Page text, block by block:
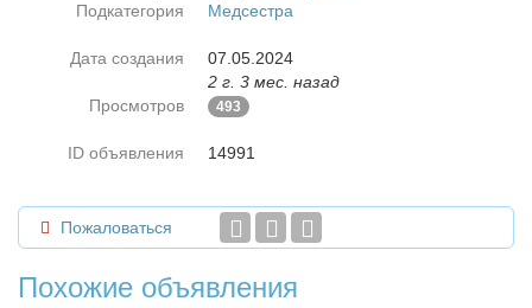
Подкатегория
Медсестра
Дата создания
07.05.2024
2 г. 3 мес. назад
Просмотров
493
ID объявления 14991
Пожаловаться
Похожие объявления